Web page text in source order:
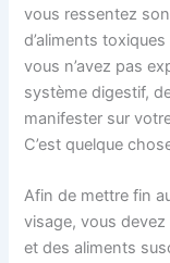
vous ressentez
d’aliments
vous n’avez pas
système digestif,
manifester sur
C’est quelque
Afin de mettre fin
visage, vous
et des aliments